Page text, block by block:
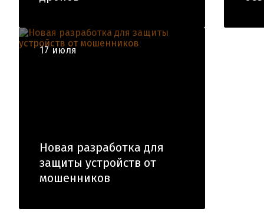
17 июля
Новая разработка для
защиты устройств от
мошенников